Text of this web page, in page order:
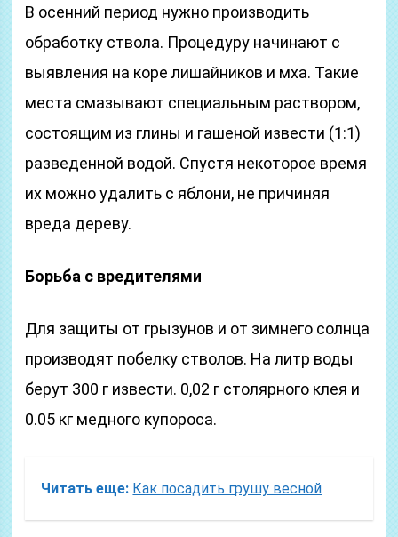
В осенний период нужно производить
обработку ствола. Процедуру начинают с
выявления на коре лишайников и мха. Такие
места смазывают специальным раствором,
состоящим из глины и гашеной извести (1:1)
разведенной водой. Спустя некоторое время
их можно удалить с яблони, не причиняя
вреда дереву.
Борьба с вредителями
Для защиты от грызунов и от зимнего солнца
производят побелку стволов. На литр воды
берут 300 г извести. 0,02 г столярного клея и
0.05 кг медного купороса.
Читать еще: Как посадить грушу весной